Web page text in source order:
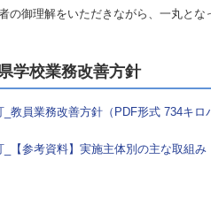
の御理解をいただきながら、一丸とな
学校業務改善方針
_教員業務改善方針（PDF形式 734キロ
_【参考資料】実施主体別の主な取組み